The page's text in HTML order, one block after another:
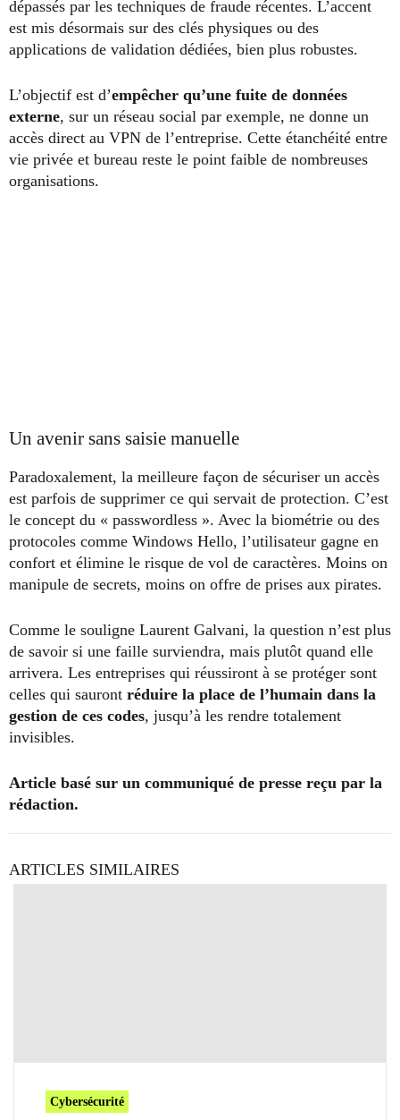
dépassés par les techniques de fraude récentes. L’accent
est mis désormais sur des clés physiques ou des
applications de validation dédiées, bien plus robustes.
L’objectif est d’empêcher qu’une fuite de données
externe, sur un réseau social par exemple, ne donne un
accès direct au VPN de l’entreprise. Cette étanchéité entre
vie privée et bureau reste le point faible de nombreuses
organisations.
Un avenir sans saisie manuelle
Paradoxalement, la meilleure façon de sécuriser un accès
est parfois de supprimer ce qui servait de protection. C’est
le concept du « passwordless ». Avec la biométrie ou des
protocoles comme Windows Hello, l’utilisateur gagne en
confort et élimine le risque de vol de caractères. Moins on
manipule de secrets, moins on offre de prises aux pirates.
Comme le souligne Laurent Galvani, la question n’est plus
de savoir si une faille surviendra, mais plutôt quand elle
arrivera. Les entreprises qui réussiront à se protéger sont
celles qui sauront réduire la place de l’humain dans la
gestion de ces codes, jusqu’à les rendre totalement
invisibles.
Article basé sur un communiqué de presse reçu par la
rédaction.
ARTICLES SIMILAIRES
Cybersécurité